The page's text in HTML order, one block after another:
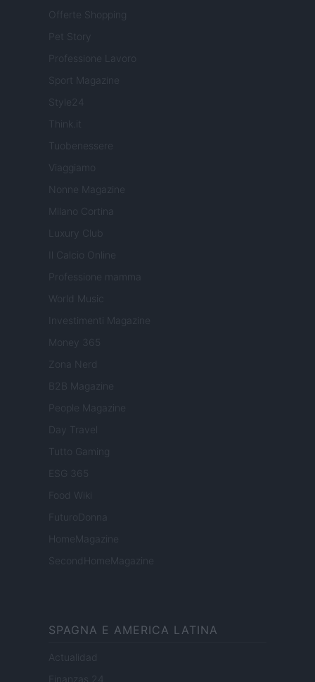
Offerte Shopping
Professione Lavoro
Sport Magazine
Style24
Think.it
Tuobenessere
Viaggiamo
Nonne Magazine
Milano Cortina
Luxury Club
Il Calcio Online
Professione mamma
World Music
Investimenti Magazine
Money 365
Zona Nerd
B2B Magazine
People Magazine
Day Travel
Tutto Gaming
ESG 365
Food Wiki
FuturoDonna
HomeMagazine
SecondHomeMagazine
SPAGNA E AMERICA LATINA
Actualidad
Finanzas 24